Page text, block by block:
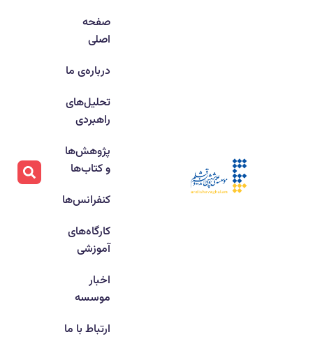
صفحه
اصلی
درباره‌ی ما
تحلیل‌های
راهبردی
پژوهش‌ها
و کتاب‌ها
کنفرانس‌ها
کارگاه‌های
آموزشی
اخبار
موسسه
ارتباط با ما